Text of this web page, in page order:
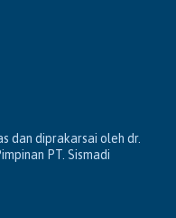
dan diprakarsai oleh dr.
PT. Sismadi